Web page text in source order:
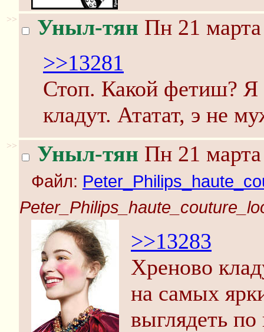
>> Уныл-тян Пн 21
>>13281
Стоп. Какой фетиш? Я
кладут. Ататат, э не
>> Уныл-тян Пн 21
Файл:
>>13283
Хреново
на самых
выглядеть